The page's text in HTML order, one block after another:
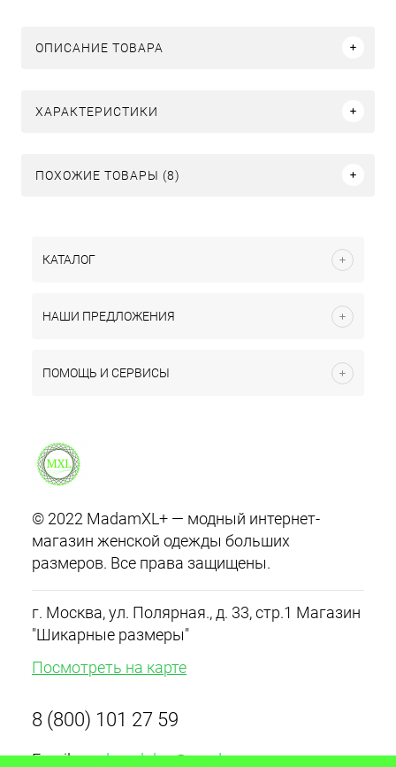
ОПИСАНИЕ ТОВАРА
ХАРАКТЕРИСТИКИ
ПОХОЖИЕ ТОВАРЫ (8)
КАТАЛОГ
НАШИ ПРЕДЛОЖЕНИЯ
ПОМОЩЬ И СЕРВИСЫ
© 2022 MadamXL+ — модный интернет-
магазин женской одежды больших
размеров. Все права защищены.
г. Москва, ул. Полярная., д. 33, стр.1 Магазин
"Шикарные размеры"
Посмотреть на карте
8 (800) 101 27 59
Email:madamxlplus@yandex.ru